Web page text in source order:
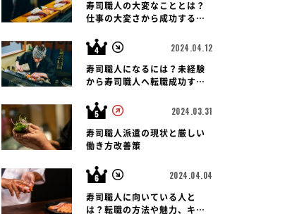
寿司職人の大変なこととは？
仕事の大変さから成功する転
2024.04.12
寿司職人になるには？未経験
から寿司職人へ転職成功する
2024.03.31
寿司職人派遣の現状と厳しい
働き方改善策
2024.04.04
寿司職人に向いている人と
は？転職の方法や魅力、キャ